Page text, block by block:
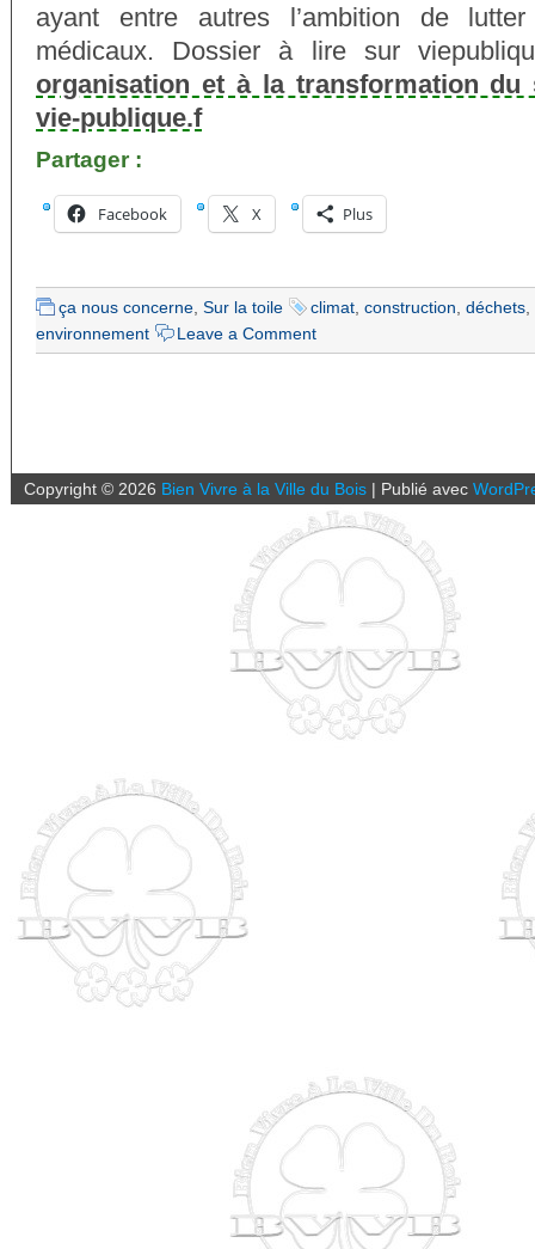
ayant entre autres l’ambition de
médicaux. Dossier à lire sur
organisation et à la transformation du
vie-publique.f
Partager :
Facebook X Plus
ça nous concerne Sur la toile climat construction déchets
environnement
Leave a Comment
Copyright © 2026 Bien Vivre à la Ville du Bois | Publié avec